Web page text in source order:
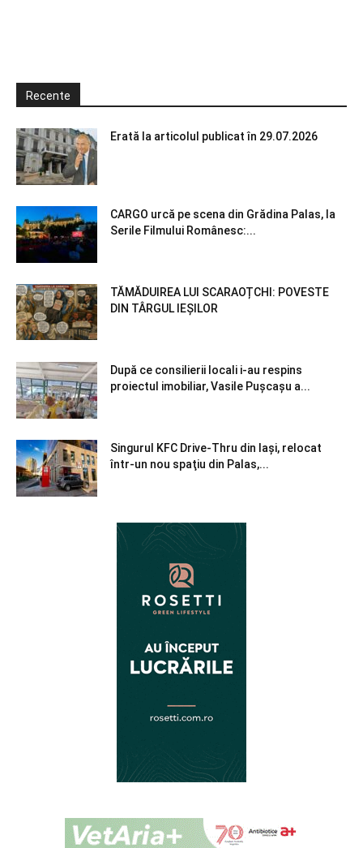
Recente
Erată la articolul publicat în 29.07.2026
CARGO urcă pe scena din Grădina Palas, la
Serile Filmului Românesc:...
TĂMĂDUIREA LUI SCARAOȚCHI: POVESTE
DIN TÂRGUL IEȘILOR
După ce consilierii locali i-au respins
proiectul imobiliar, Vasile Pușcașu a...
Singurul KFC Drive-Thru din Iași, relocat
într-un nou spaţiu din Palas,...